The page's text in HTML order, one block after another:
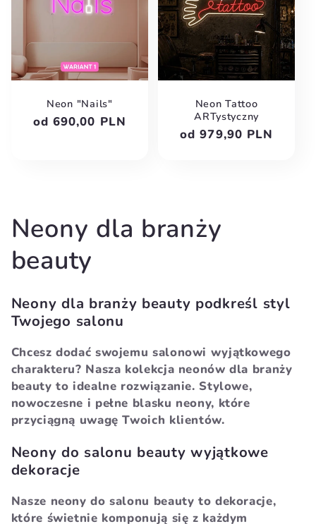
Neon "Nails"
Cena
od 690,00 PLN
Neon Tattoo
ARTystyczny
Cena
od 979,90 PLN
K
o
l
e
k
c
j
a
:
Neony dla branży
beauty
Neony dla branży beauty podkreśl styl
Twojego salonu
Chcesz dodać swojemu salonowi wyjątkowego
charakteru? Nasza kolekcja neonów dla branży
beauty to idealne rozwiązanie. Stylowe,
nowoczesne i pełne blasku neony, które
przyciągną uwagę Twoich klientów.
Neony do salonu beauty wyjątkowe
dekoracje
Nasze neony do salonu beauty to dekoracje,
które świetnie komponują się z każdym